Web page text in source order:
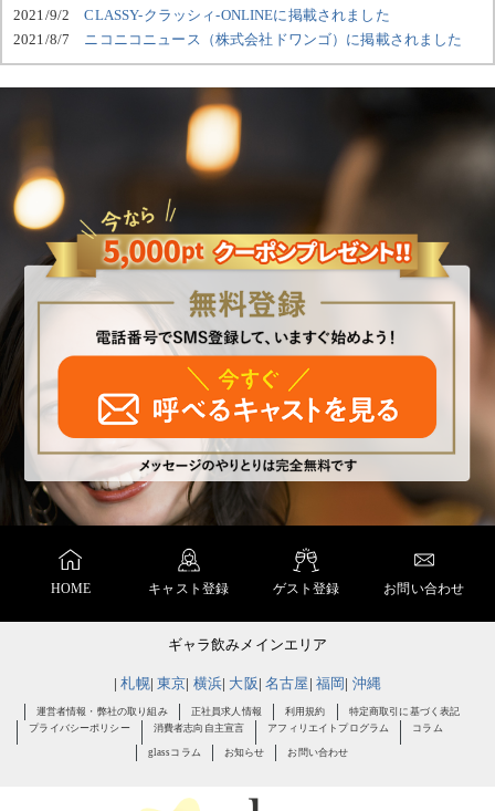
2021/9/2CLASSY-クラッシィ-ONLINEに掲載されました
2021/8/7 ニコニコニュース（株式会社ドワンゴ）に掲載されました
HOME キャスト登録 ゲスト登録 お問い合わせ
ギャラ飲みメインエリア
札幌 東京 横浜 大阪 名古屋 福岡 沖縄
運営者情報・弊社の取り組み 正社員求人情報 利用規約
特定商取引に基づく表記
プライバシーポリシー
消費者志向自主宣言 アフィリエイトプログラム コラム
glassコラム お知らせ お問い合わせ